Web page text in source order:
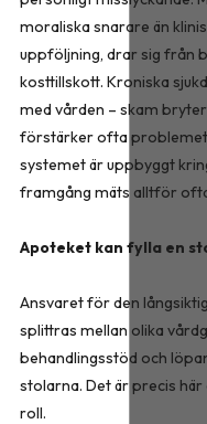
moraliska snarare än
uppföljning, drar sig från
kosttillskott. Kroniska
med vården – skam
förstärker ofta problemet
systemet är uppbyggt
framgång mäts alltför
Apoteket kan fylla en
Ansvaret för den
splittras mellan olika
behandlingsstöd och
stolarna. Det är precis
roll.